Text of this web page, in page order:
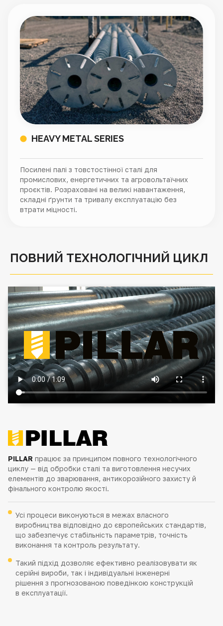
HEAVY METAL SERIES
Посилені палі з товстостінної сталі для
промислових, енергетичних та агровольтаїчних
проєктів. Розраховані на великі навантаження,
складні ґрунти та тривалу експлуатацію без
втрати міцності.
ПОВНИЙ ТЕХНОЛОГІЧНИЙ ЦИКЛ
PILLAR працює за принципом повного технологічного
циклу — від обробки сталі та виготовлення несучих
елементів до зварювання, антикорозійного захисту й
фінального контролю якості.
Усі процеси виконуються в межах власного
виробництва відповідно до європейських стандартів,
що забезпечує стабільність параметрів, точність
виконання та контроль результату.
Такий підхід дозволяє ефективно реалізовувати як
серійні вироби, так і індивідуальні інженерні
рішення з прогнозованою поведінкою конструкцій
в експлуатації.